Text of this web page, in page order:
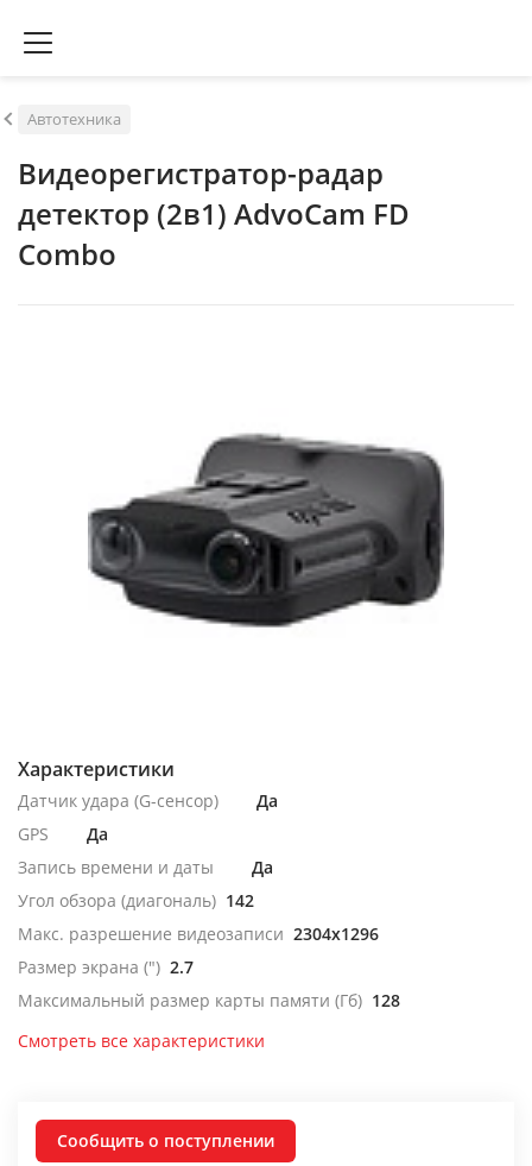
Автотехника
Видеорегистратор-радар
детектор (2в1) AdvoCam FD
Combo
Характеристики
Датчик удара (G-сенсор)
Да
GPS
Да
Запись времени и даты
Да
Угол обзора (диагональ) 142
Макс. разрешение видеозаписи 2304x1296
Размер экрана (") 2.7
Максимальный размер карты памяти (Гб) 128
Смотреть все характеристики
Сообщить о поступлении